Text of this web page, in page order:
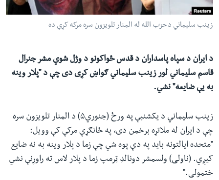
ځای
زینب سلیماني د حزب الله له المنار تلویزون سره مرکه کړې ده
د ایران د سپاه پاسداران د قدس ځواکونو د وژل شوي مشر جنرال
قاسم سلیماني لور زینب سلیماني ګواښ کړی دی چې د "پلار وینه
به یې ضایعه" نشي.
زینب سلیماني د یکشنبې په ورځ (جنوري۵) د المنار تلویزون سره
چې د ایران له ملاتړه برخمن دی، په ځانګړې مرکې کې وویل:
"متحده ایالتونه باید په دې پوه شي چې زما د پلار وینه به نه ضایع
کیږي. (ناولی) ولسمشر دونالډ ټرمپ زما د پلار لاس ته راوړنې نشي
ختمولی."